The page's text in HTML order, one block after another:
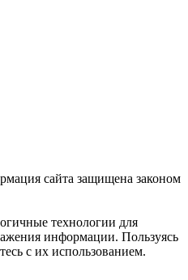
сайта защищена законом
технологии для
информации. Пользуясь
с их использованием.